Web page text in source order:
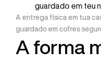
guardado em teu
A entrega física em tua
guardado em cofres
A forma